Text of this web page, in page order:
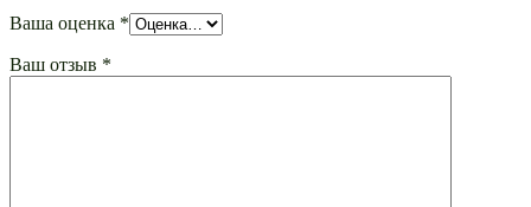
Ваша оценка *
Ваш отзыв *